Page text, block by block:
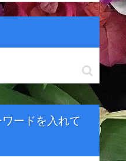
1
ードを入れて